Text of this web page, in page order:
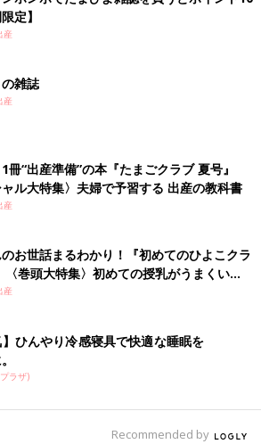
定】
産
雑誌
産
冊“出産準備”の本『たまごクラブ 夏号』
ャル大特集〉夫婦で予習する 出産の教科書
産
お世話まるわかり！『初めてのひよこクラ
〈巻頭大特集〉初めての授乳がうまくい
ぱい・ミルクの基本と夏のトラブル 解決テ
産
】ひんやり冷感寝具で快適な睡眠を
ラザ)
Recommended by